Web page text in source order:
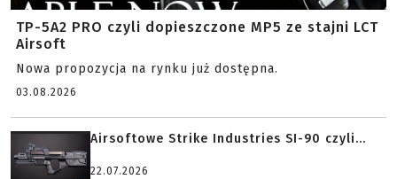
TP-5A2 PRO czyli dopieszczone MP5 ze stajni LCT
Airsoft
Nowa propozycja na rynku już dostępna.
03.08.2026
Airsoftowe Strike Industries SI-90 czyli...
22.07.2026